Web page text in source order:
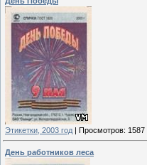
Этикетки, 2003 год | Просмотров: 1587
День работников леса